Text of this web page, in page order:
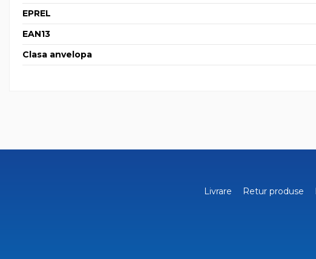
EPREL
EAN13
Clasa anvelopa
Livrare Retur produse